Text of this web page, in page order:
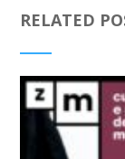
RELATED